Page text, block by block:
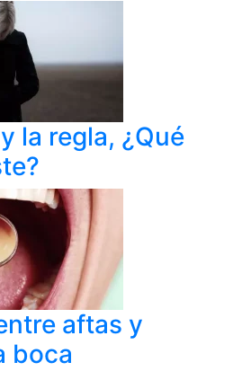
la regla, ¿Qué
aftas y
boca